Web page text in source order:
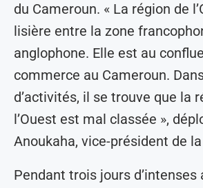
du Cameroun. « La région de
lisière entre la zone
anglophone. Elle est au
commerce au Cameroun.
d’activités, il se trouve que la
l’Ouest est mal classée »,
Anoukaha, vice-président de
Pendant trois jours d’intenses